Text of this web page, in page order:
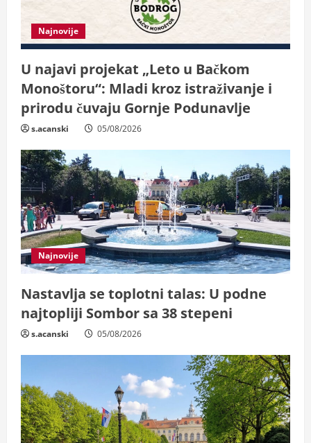
Najnovije
U najavi projekat „Leto u Bačkom
Monoštoru“: Mladi kroz istraživanje i
prirodu čuvaju Gornje Podunavlje
s.acanski 05/08/2026
Najnovije
Nastavlja se toplotni talas: U podne
najtopliji Sombor sa 38 stepeni
s.acanski 05/08/2026